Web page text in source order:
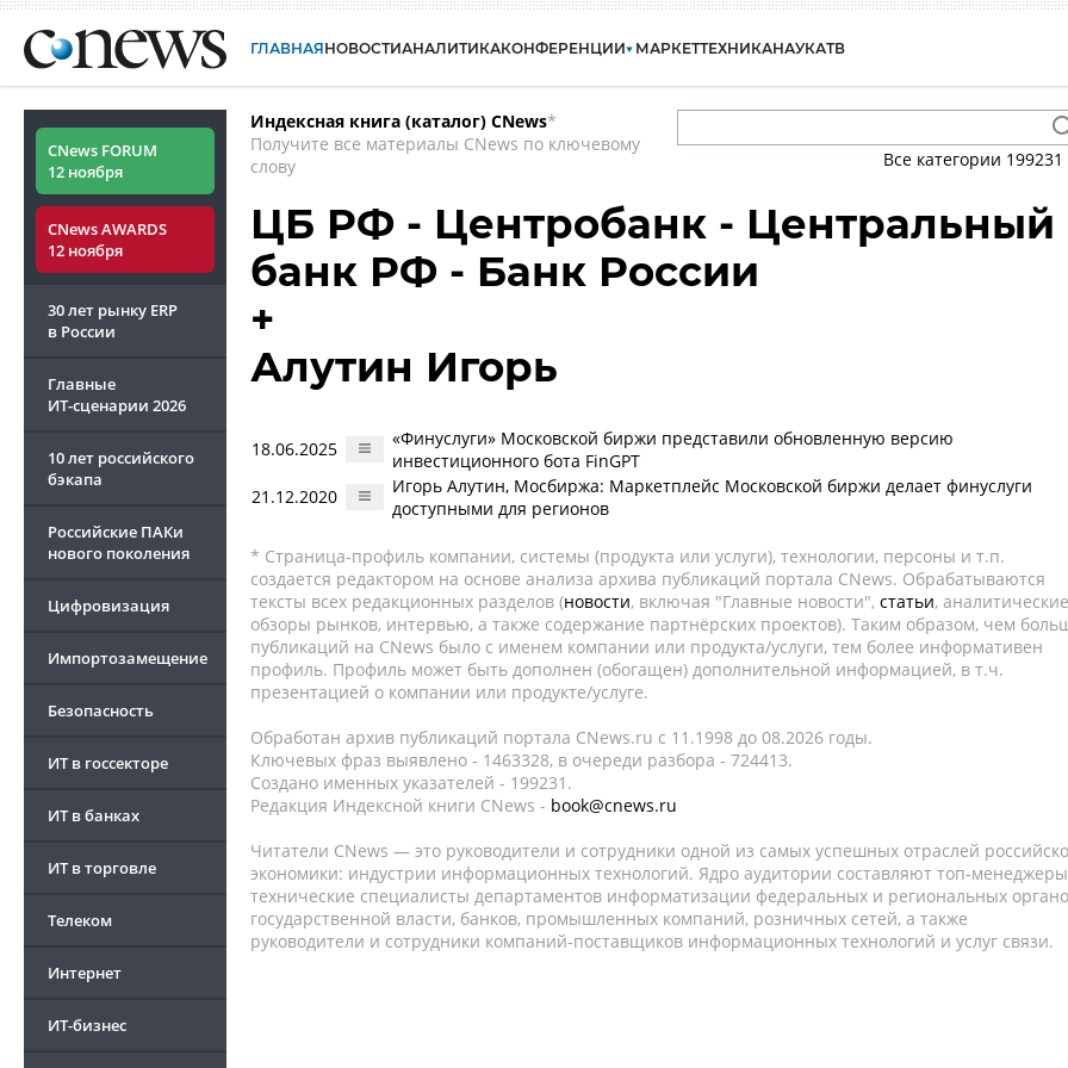
ГЛАВНАЯНОВОСТИАНАЛИТИКАКОНФЕРЕНЦИИ МАРКЕТТЕХНИКАНАУКАТВ
CNews FORUM
12 ноября
CNews AWARDS
12 ноября
30 лет рынку ERP
в России
Главные
ИТ-сценарии 2026
10 лет российского
бэкапа
Российские ПАКи
нового поколения
Цифровизация
Импортозамещение
Безопасность
ИТ в госсекторе
ИТ в банках
ИТ в торговле
Телеком
Интернет
ИТ-бизнес
Индексная книга (каталог) CNews*
Получите все материалы CNews по ключевому
слову
Все категории 199231
ЦБ РФ - Центробанк - Центральный
банк РФ - Банк России
+
Алутин Игорь
18.06.2025
«Финуслуги» Московской биржи представили обновленную версию
инвестиционного бота FinGPT
21.12.2020
Игорь Алутин, Мосбиржа: Маркетплейс Московской биржи делает финуслуги
доступными для регионов
* Страница-профиль компании, системы (продукта или услуги), технологии, персоны и т.п.
создается редактором на основе анализа архива публикаций портала CNews. Обрабатываются
тексты всех редакционных разделов (новости, включая "Главные новости", статьи, аналитические
обзоры рынков, интервью, а также содержание партнёрских проектов). Таким образом, чем
публикаций на CNews было с именем компании или продукта/услуги, тем более информативен
профиль. Профиль может быть дополнен (обогащен) дополнительной информацией, в т.ч.
презентацией о компании или продукте/услуге.
Обработан архив публикаций портала CNews.ru c 11.1998 до 08.2026 годы.
Ключевых фраз выявлено - 1463328, в очереди разбора - 724413.
Создано именных указателей - 199231.
Редакция Индексной книги CNews - book@cnews.ru
Читатели CNews — это руководители и сотрудники одной из самых успешных отраслей
экономики: индустрии информационных технологий. Ядро аудитории составляют топ-
технические специалисты департаментов информатизации федеральных и региональных
государственной власти, банков, промышленных компаний, розничных сетей, а также
руководители и сотрудники компаний-поставщиков информационных технологий и услуг связи.